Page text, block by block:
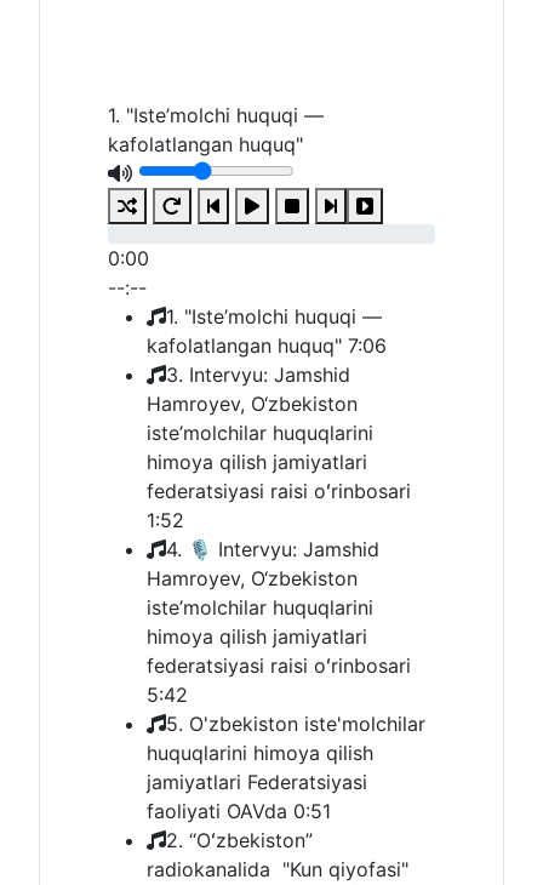
1. "Iste’molchi huquqi —
kafolatlangan huquq"
0:00
--:--
1. "Iste’molchi huquqi —
kafolatlangan huquq" 7:06
3. Intervyu: Jamshid
Hamroyev, O‘zbekiston
iste’molchilar huquqlarini
himoya qilish jamiyatlari
federatsiyasi raisi oʻrinbosari
1:52
4. 🎙 Intervyu: Jamshid
Hamroyev, O‘zbekiston
iste’molchilar huquqlarini
himoya qilish jamiyatlari
federatsiyasi raisi oʻrinbosari
5:42
5. O'zbekiston iste'molchilar
huquqlarini himoya qilish
jamiyatlari Federatsiyasi
faoliyati OAVda 0:51
2. “Oʻzbekiston”
radiokanalida "Kun qiyofasi"